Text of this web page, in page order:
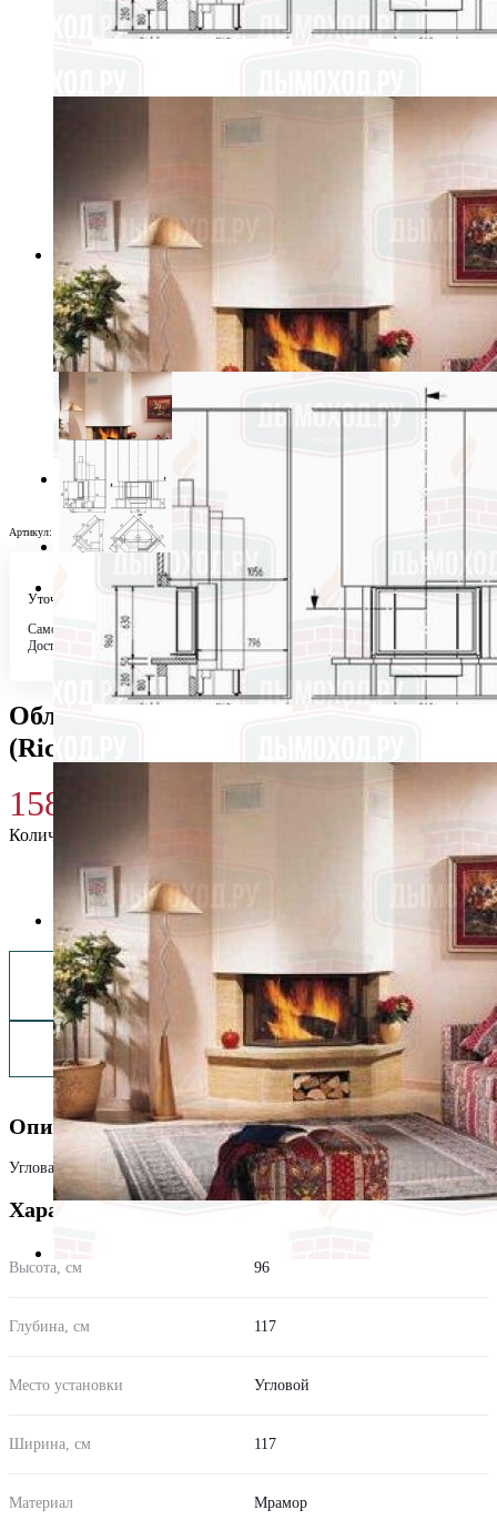
Артикул: 811PAPLSXIP
Уточняйте у менеджера
Самовывоз
Бесплатно в 4 магазинах
Доставка по городу
Облицовка SANTOS PROVENCE
(Richard Le Droff)
158 600 ₽
Количество
Купить 158 600 ₽
Заказать монтаж изделия
Описание
Угловая облицовка из камня Provence под топки IP.
Характеристики
Высота, см 96
Глубина, см 117
Место установки Угловой
Ширина, см 117
Материал Мрамор